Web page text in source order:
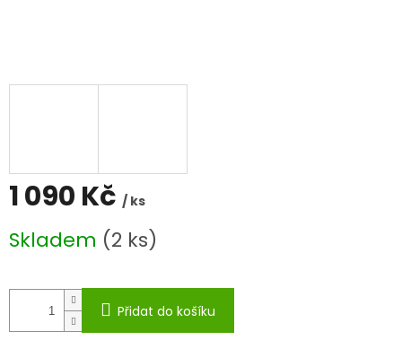
1 090 Kč / ks
cena:
Skladem (2 ks)
Přidat do košíku